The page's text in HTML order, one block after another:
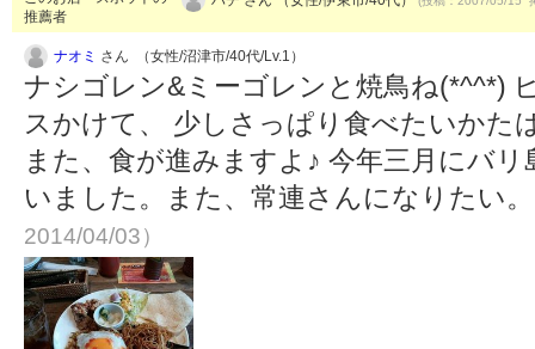
推薦者
ナオミ さん （女性/沼津市/40代/Lv.1）
ナシゴレン&ミーゴレンと焼鳥ね(*^^*)
スかけて、 少しさっぱり食べたいかた
また、食が進みますよ♪ 今年三月にバ
いました。また、常連さんになりたい
2014/04/03）